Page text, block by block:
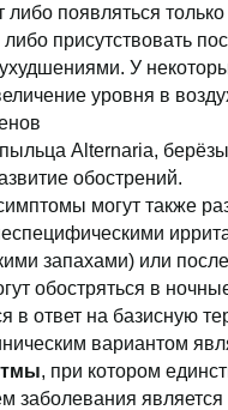
либо появляться
присутствовать
У
уровня в
Alternaria,
обострений.
могут также
запахами) или
обостряться в
в ответ на базисную
вариантом
, при котором
заболевания